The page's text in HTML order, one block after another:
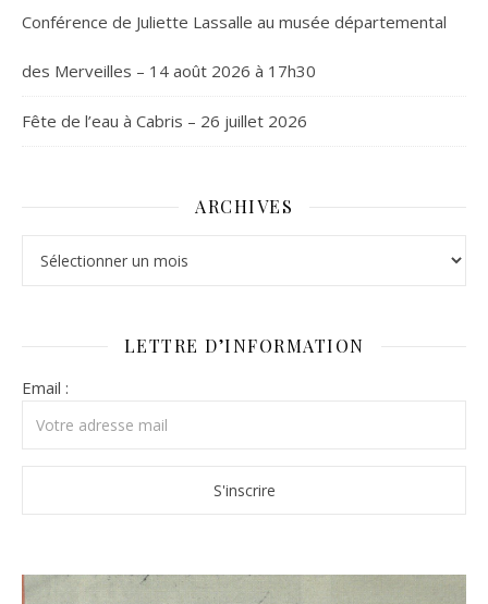
Conférence de Juliette Lassalle au musée départemental
des Merveilles – 14 août 2026 à 17h30
Fête de l’eau à Cabris – 26 juillet 2026
ARCHIVES
LETTRE D’INFORMATION
Email :